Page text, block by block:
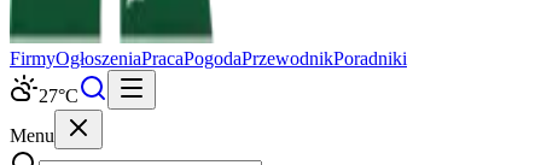
FirmyOgłoszeniaPracaPogodaPrzewodnikPoradniki
27°C
Menu